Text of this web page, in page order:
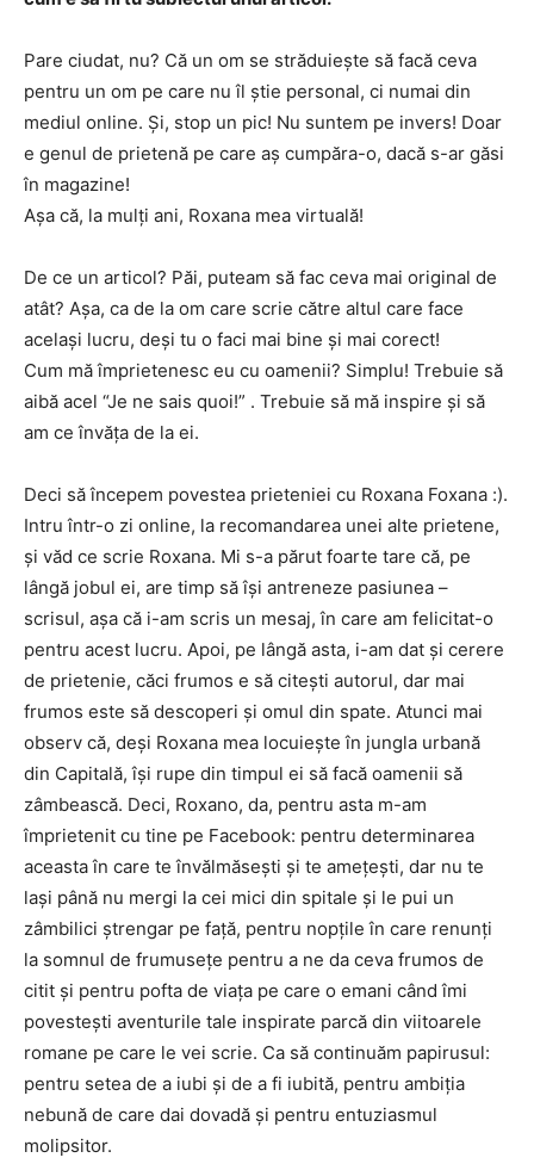
Pare ciudat, nu? Că un om se străduiește să facă ceva
pentru un om pe care nu îl știe personal, ci numai din
mediul online. Și, stop un pic! Nu suntem pe invers! Doar
e genul de prietenă pe care aș cumpăra-o, dacă s-ar găsi
în magazine!
Așa că, la mulți ani, Roxana mea virtuală!
De ce un articol? Păi, puteam să fac ceva mai original de
atât? Așa, ca de la om care scrie către altul care face
același lucru, deși tu o faci mai bine și mai corect!
Cum mă împrietenesc eu cu oamenii? Simplu! Trebuie să
aibă acel “Je ne sais quoi!” . Trebuie să mă inspire și să
am ce învăţa de la ei.
Deci să începem povestea prieteniei cu Roxana Foxana :).
Intru într-o zi online, la recomandarea unei alte prietene,
și văd ce scrie Roxana. Mi s-a părut foarte tare că, pe
lângă jobul ei, are timp să își antreneze pasiunea –
scrisul, așa că i-am scris un mesaj, în care am felicitat-o
pentru acest lucru. Apoi, pe lângă asta, i-am dat și cerere
de prietenie, căci frumos e să citești autorul, dar mai
frumos este să descoperi și omul din spate. Atunci mai
observ că, deși Roxana mea locuiește în jungla urbană
din Capitală, își rupe din timpul ei să facă oamenii să
zâmbească. Deci, Roxano, da, pentru asta m-am
împrietenit cu tine pe Facebook: pentru determinarea
aceasta în care te învălmăsești și te amețești, dar nu te
lași până nu mergi la cei mici din spitale și le pui un
zâmbilici ștrengar pe față, pentru nopțile în care renunți
la somnul de frumusețe pentru a ne da ceva frumos de
citit și pentru pofta de viața pe care o emani când îmi
povestești aventurile tale inspirate parcă din viitoarele
romane pe care le vei scrie. Ca să continuăm papirusul:
pentru setea de a iubi și de a fi iubită, pentru ambiția
nebună de care dai dovadă și pentru entuziasmul
molipsitor.